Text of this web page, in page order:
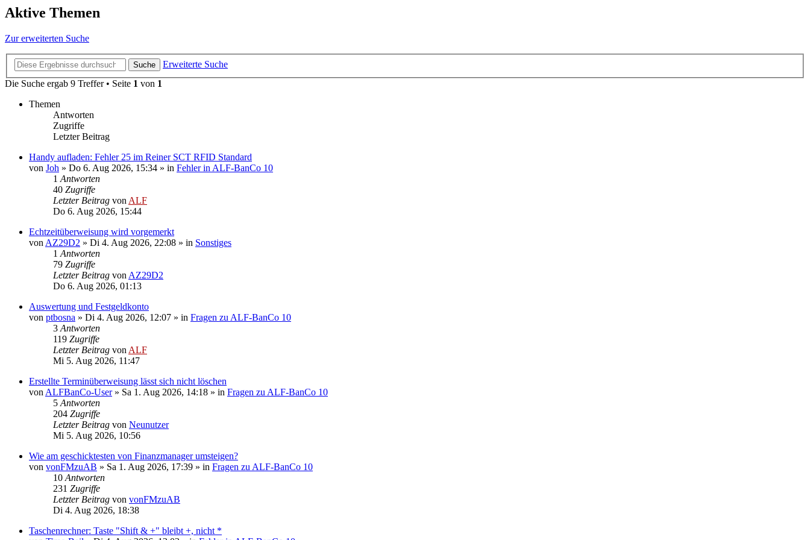
Aktive Themen
Zur erweiterten Suche
Suche
Erweiterte Suche
Die Suche ergab 9 Treffer • Seite 1 von 1
Themen
Antworten
Zugriffe
Letzter Beitrag
Handy aufladen: Fehler 25 im Reiner SCT RFID Standard
von Joh » Do 6. Aug 2026, 15:34 » in Fehler in ALF-BanCo 10
1 Antworten
40 Zugriffe
Letzter Beitrag von ALF
Do 6. Aug 2026, 15:44
Echtzeitüberweisung wird vorgemerkt
von AZ29D2 » Di 4. Aug 2026, 22:08 » in Sonstiges
1 Antworten
79 Zugriffe
Letzter Beitrag von AZ29D2
Do 6. Aug 2026, 01:13
Auswertung und Festgeldkonto
von ptbosna » Di 4. Aug 2026, 12:07 » in Fragen zu ALF-BanCo 10
3 Antworten
119 Zugriffe
Letzter Beitrag von ALF
Mi 5. Aug 2026, 11:47
Erstellte Terminüberweisung lässt sich nicht löschen
von ALFBanCo-User» Sa 1. Aug 2026, 14:18 » in Fragen zu ALF-BanCo 10
5 Antworten
204 Zugriffe
Letzter Beitrag von Neunutzer
Mi 5. Aug 2026, 10:56
Wie am geschicktesten von Finanzmanager umsteigen?
von vonFMzuAB » Sa 1. Aug 2026, 17:39 » in Fragen zu ALF-BanCo 10
10 Antworten
231 Zugriffe
Letzter Beitrag von vonFMzuAB
Di 4. Aug 2026, 18:38
Taschenrechner: Taste "Shift & +" bleibt +, nicht *